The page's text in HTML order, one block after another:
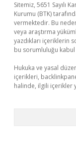
Sitemiz, 5651 Sayılı
Kurumu (BTK)
vermektedir. Bu
veya araştırma
yazdıkları içeriklerin
bu sorumluluğu kabul
Hukuka ve yasal
içerikleri,
halinde, ilgili içerikler